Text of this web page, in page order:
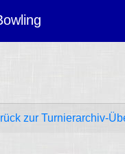
zur Turnierarchiv-